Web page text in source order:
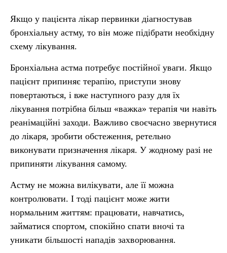
Якщо у пацієнта лікар первинки діагностував
бронхіальну астму, то він може підібрати необхідну
схему лікування.
Бронхіальна астма потребує постійної уваги. Якщо
пацієнт припиняє терапію, приступи знову
повертаються, і вже наступного разу для їх
лікування потрібна більш «важка» терапія чи навіть
реанімаційні заходи. Важливо своєчасно звернутися
до лікаря, зробити обстеження, ретельно
виконувати призначення лікаря. У жодному разі не
припиняти лікування самому.
Астму не можна вилікувати, але її можна
контролювати. І тоді пацієнт може жити
нормальним життям: працювати, навчатись,
займатися спортом, спокійно спати вночі та
уникати більшості нападів захворювання.